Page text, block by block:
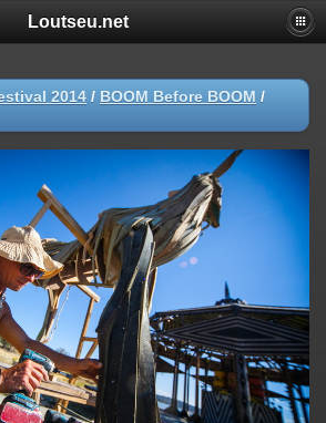
Loutseu.net
2014 / BOOM Before BOOM /